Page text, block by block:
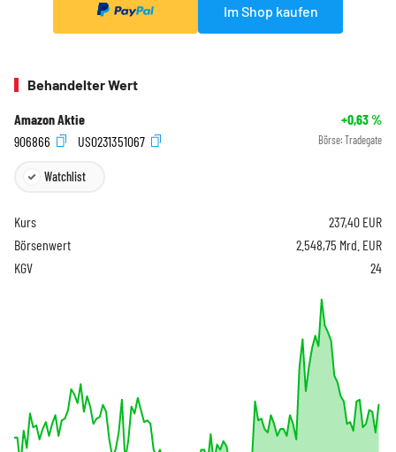
Im Shop kaufen
Behandelter Wert
Amazon Aktie +0,63%
906866
US0231351067 Börse: Tradegate
Watchlist
Kurs 237,40 EUR
Börsenwert
2.548,75 Mrd. EUR
KGV
24